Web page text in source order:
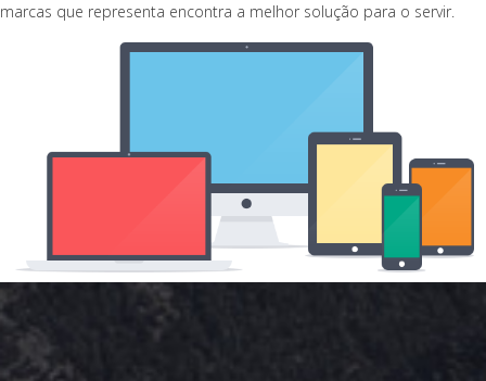
marcas que representa encontra a melhor solução para o servir.